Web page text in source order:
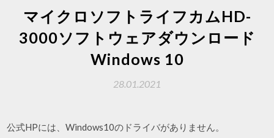
マイクロソフトライフカムHD-
3000ソフトウェアダウンロード
Windows 10
28.01.2021
公式HPには、Windows10のドライバがありません。